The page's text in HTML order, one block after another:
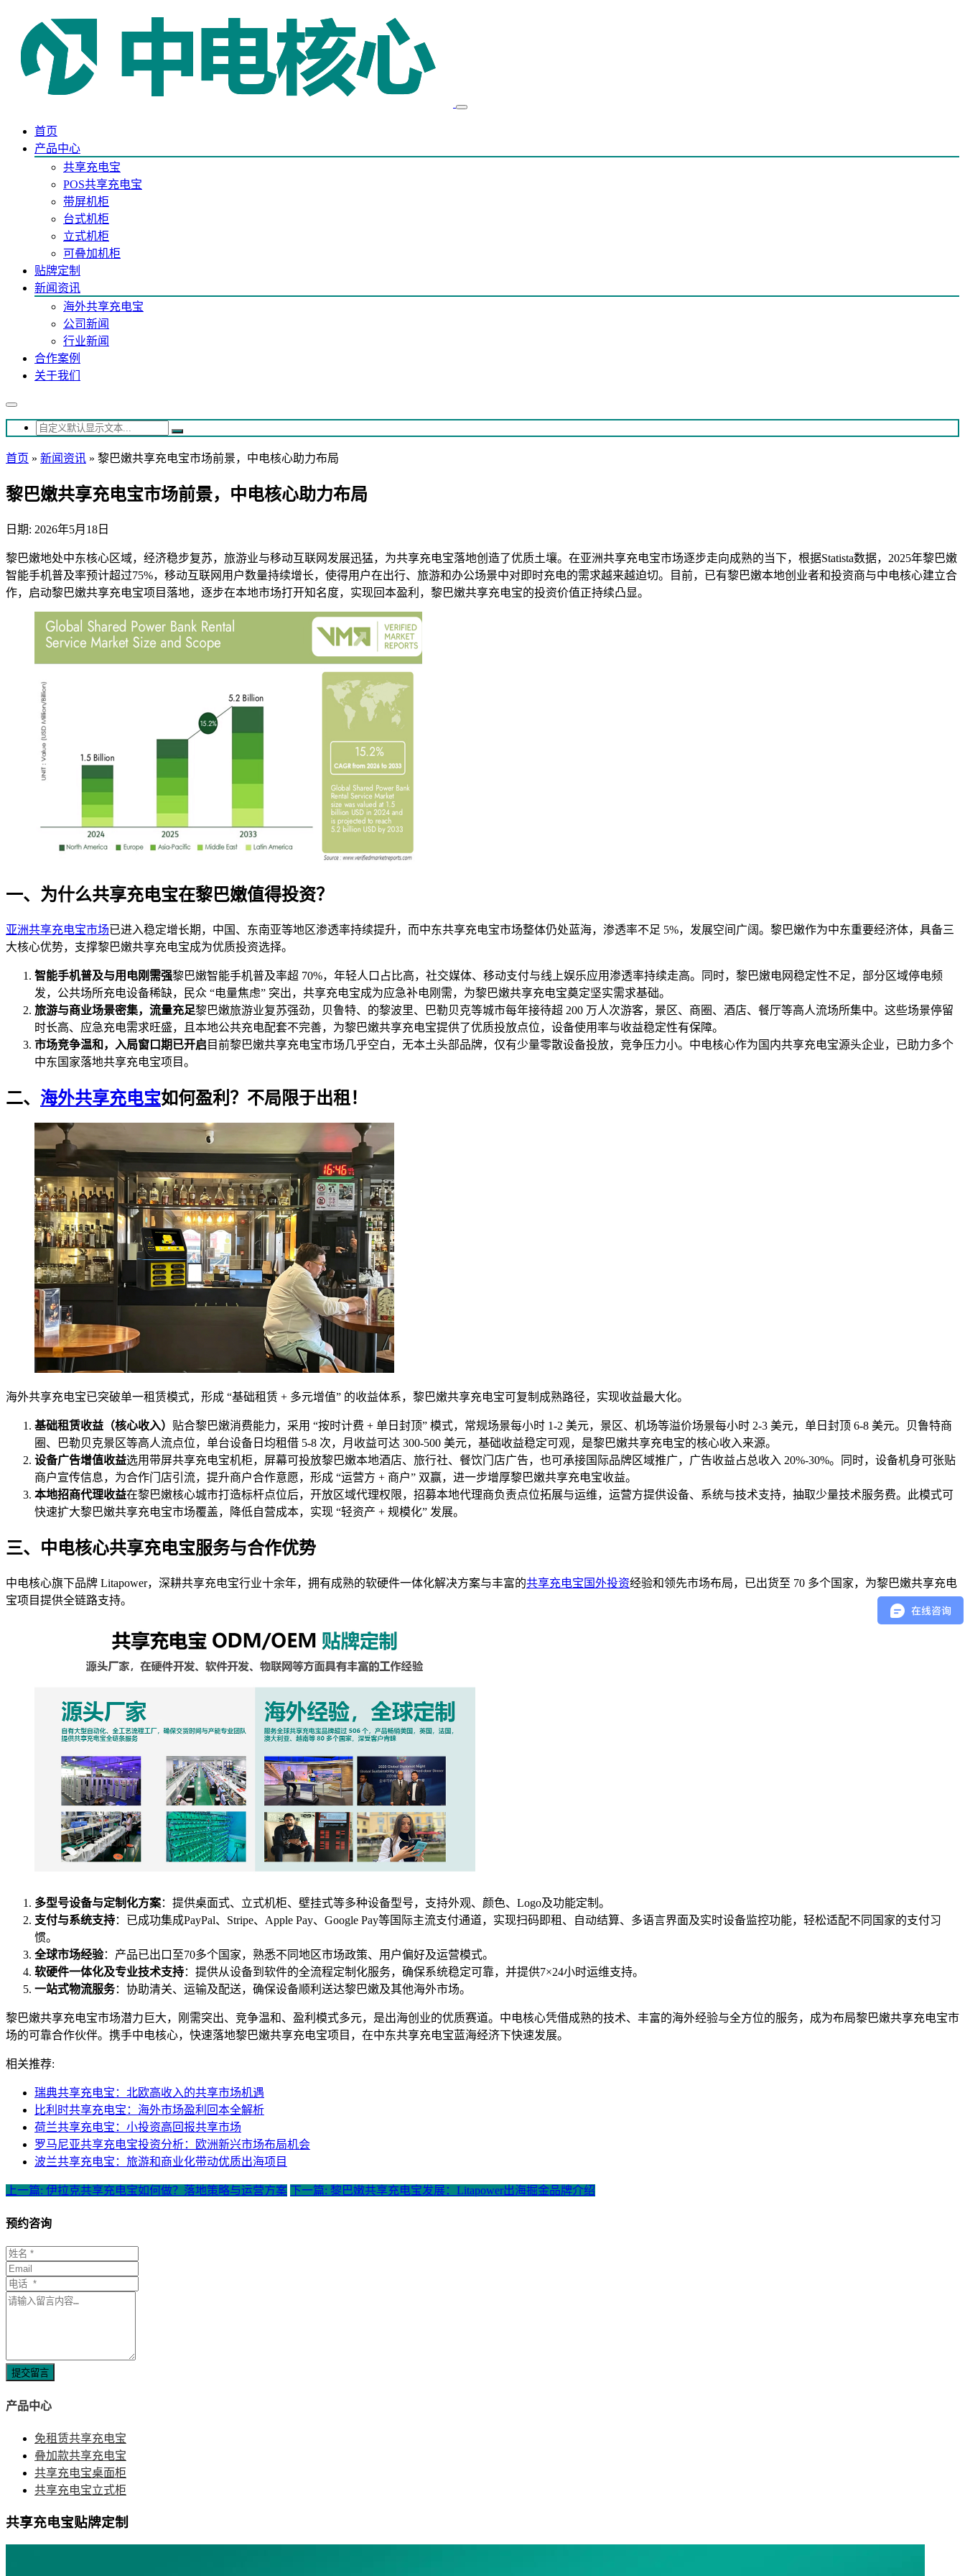
首页
产品中心
共享充电宝
POS共享充电宝
带屏机柜
台式机柜
立式机柜
可叠加机柜
贴牌定制
新闻资讯
海外共享充电宝
公司新闻
行业新闻
合作案例
关于我们
首页 » 新闻资讯 » 黎巴嫩共享充电宝市场前景，中电核心助力布局
黎巴嫩共享充电宝市场前景，中电核心助力布局
日期: 2026年5月18日
黎巴嫩地处中东核心区域，经济稳步复苏，旅游业与移动互联网发展迅猛，为共享充电宝落地创造了优质土壤。在亚洲共享充电宝市场逐步走向成熟的当下，根据Statista数据，2025年黎巴嫩
智能手机普及率预计超过75%，移动互联网用户数量持续增长，使得用户在出行、旅游和办公场景中对即时充电的需求越来越迫切。目前，已有黎巴嫩本地创业者和投资商与中电核心建立合
作，启动黎巴嫩共享充电宝项目落地，逐步在本地市场打开知名度，实现回本盈利，黎巴嫩共享充电宝的投资价值正持续凸显。
一、为什么共享充电宝在黎巴嫩值得投资？
亚洲共享充电宝市场已进入稳定增长期，中国、东南亚等地区渗透率持续提升，而中东共享充电宝市场整体仍处蓝海，渗透率不足 5%，发展空间广阔。黎巴嫩作为中东重要经济体，具备三
大核心优势，支撑黎巴嫩共享充电宝成为优质投资选择。
智能手机普及与用电刚需强黎巴嫩智能手机普及率超 70%，年轻人口占比高，社交媒体、移动支付与线上娱乐应用渗透率持续走高。同时，黎巴嫩电网稳定性不足，部分区域停电频
发，公共场所充电设备稀缺，民众 “电量焦虑” 突出，共享充电宝成为应急补电刚需，为黎巴嫩共享充电宝奠定坚实需求基础。
旅游与商业场景密集，流量充足黎巴嫩旅游业复苏强劲，贝鲁特、的黎波里、巴勒贝克等城市每年接待超 200 万人次游客，景区、商圈、酒店、餐厅等高人流场所集中。这些场景停留
时长高、应急充电需求旺盛，且本地公共充电配套不完善，为黎巴嫩共享充电宝提供了优质投放点位，设备使用率与收益稳定性有保障。
市场竞争温和，入局窗口期已开启 目前黎巴嫩共享充电宝市场几乎空白，无本土头部品牌，仅有少量零散设备投放，竞争压力小。中电核心作为国内共享充电宝源头企业，已助力多个
中东国家落地共享充电宝项目。
二、 海外共享充电宝如何盈利？不局限于出租！
海外共享充电宝已突破单一租赁模式，形成 “基础租赁 + 多元增值” 的收益体系，黎巴嫩共享充电宝可复制成熟路径，实现收益最大化。
基础租赁收益（核心收入） 贴合黎巴嫩消费能力，采用 “按时计费 + 单日封顶” 模式，常规场景每小时 1-2 美元，景区、机场等溢价场景每小时 2-3 美元，单日封顶 6-8 美元。贝鲁特商
圈、巴勒贝克景区等高人流点位，单台设备日均租借 5-8 次，月收益可达 300-500 美元，基础收益稳定可观，是黎巴嫩共享充电宝的核心收入来源。
设备广告增值收益选用带屏共享充电宝机柜，屏幕可投放黎巴嫩本地酒店、旅行社、餐饮门店广告，也可承接国际品牌区域推广，广告收益占总收入 20%-30%。同时，设备机身可张贴
商户宣传信息，为合作门店引流，提升商户合作意愿，形成 “运营方 + 商户” 双赢，进一步增厚黎巴嫩共享充电宝收益。
本地招商代理收益在黎巴嫩核心城市打造标杆点位后，开放区域代理权限，招募本地代理商负责点位拓展与运维，运营方提供设备、系统与技术支持，抽取少量技术服务费。此模式可
快速扩大黎巴嫩共享充电宝市场覆盖，降低自营成本，实现 “轻资产 + 规模化” 发展。
三、中电核心共享充电宝服务与合作优势
中电核心旗下品牌 Litapower，深耕共享充电宝行业十余年，拥有成熟的软硬件一体化解决方案与丰富的共享充电宝国外投资经验和领先市场布局，已出货至 70 多个国家，为黎巴嫩共享充电
宝项目提供全链路支持。
多型号设备与定制化方案：提供桌面式、立式机柜、壁挂式等多种设备型号，支持外观、颜色、Logo及功能定制。
支付与系统支持：已成功集成PayPal、Stripe、Apple Pay、Google Pay等国际主流支付通道，实现扫码即租、自动结算、多语言界面及实时设备监控功能，轻松适配不同国家的支付习
惯。
全球市场经验：产品已出口至70多个国家，熟悉不同地区市场政策、用户偏好及运营模式。
软硬件一体化及专业技术支持：提供从设备到软件的全流程定制化服务，确保系统稳定可靠，并提供7×24小时运维支持。
一站式物流服务：协助清关、运输及配送，确保设备顺利送达黎巴嫩及其他海外市场。
黎巴嫩共享充电宝市场潜力巨大，刚需突出、竞争温和、盈利模式多元，是出海创业的优质赛道。中电核心凭借成熟的技术、丰富的海外经验与全方位的服务，成为布局黎巴嫩共享充电宝市
场的可靠合作伙伴。携手中电核心，快速落地黎巴嫩共享充电宝项目，在中东共享充电宝蓝海经济下快速发展。
相关推荐:
瑞典共享充电宝：北欧高收入的共享市场机遇
比利时共享充电宝：海外市场盈利回本全解析
荷兰共享充电宝：小投资高回报共享市场
罗马尼亚共享充电宝投资分析：欧洲新兴市场布局机会
波兰共享充电宝：旅游和商业化带动优质出海项目
上一篇: 伊拉克共享充电宝如何做？落地策略与运营方案 下一篇: 黎巴嫩共享充电宝发展：Litapower出海掘金品牌介绍
预约咨询
提交留言
产品中心
免租赁共享充电宝
叠加款共享充电宝
共享充电宝桌面柜
共享充电宝立式柜
共享充电宝贴牌定制